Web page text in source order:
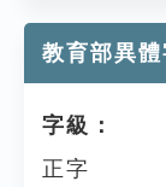
教育部異
字級：
正字